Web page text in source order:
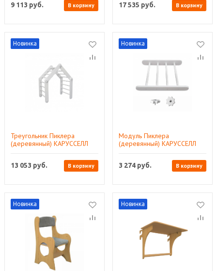
9 113 руб. В корзину 17 535 руб. В корзину
Новинка
Треугольник Пиклера
(деревянный) КАРУССЕЛЛ
13 053 руб. В корзину
Новинка
Модуль Пиклера
(деревянный) КАРУССЕЛЛ
3 274 руб. В корзину
Новинка Новинка